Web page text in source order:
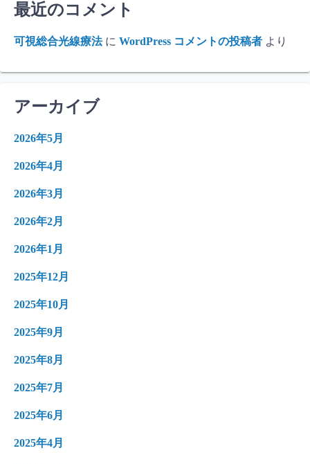
最近のコメント
可視総合光線療法に WordPress コメントの投稿者 より
アーカイブ
2026年5月
2026年4月
2026年3月
2026年2月
2026年1月
2025年12月
2025年10月
2025年9月
2025年8月
2025年7月
2025年6月
2025年4月